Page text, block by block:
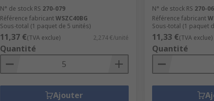
N° de stock RS 270-079
Référence fabricantWSZC40BG
Sous-total (1 paquet de 5 unités)
11,37 €(TVA exclue) 2,274 €/unité
Quantité
Ajouter
N° de stock RS 270-
Référence fabricant
Sous-total (1 paquet
11,33 €(TVA exclue)
Quantité